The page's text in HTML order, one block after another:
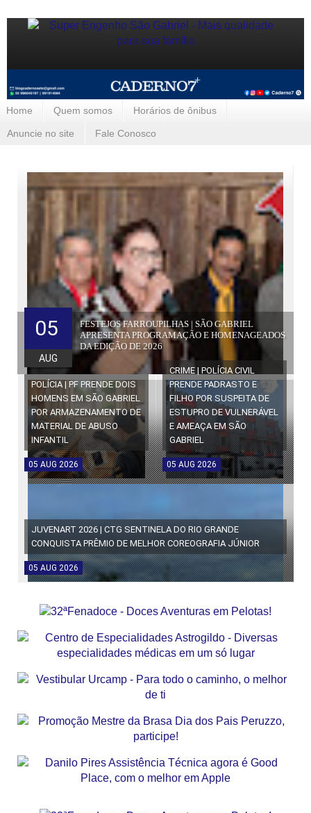
Home Quem somos Horários de ônibus
Anuncie no site Fale Conosco
FESTEJOS FARROUPILHAS | SÃO GABRIEL
APRESENTA PROGRAMAÇÃO E HOMENAGEADOS
DA EDIÇÃO DE 2026
05
AUG
POLÍCIA | PF PRENDE DOIS
HOMENS EM SÃO GABRIEL
POR ARMAZENAMENTO DE
MATERIAL DE ABUSO
INFANTIL
05 AUG 2026
CRIME | POLÍCIA CIVIL
PRENDE PADRASTO E
FILHO POR SUSPEITA DE
ESTUPRO DE VULNERÁVEL
E AMEAÇA EM SÃO
GABRIEL
05 AUG 2026
JUVENART 2026 | CTG SENTINELA DO RIO GRANDE
CONQUISTA PRÊMIO DE MELHOR COREOGRAFIA JÚNIOR
05 AUG 2026